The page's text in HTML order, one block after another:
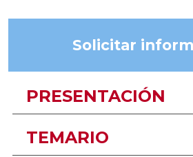
Solicitar
PRESENTACIÓN
TEMARIO